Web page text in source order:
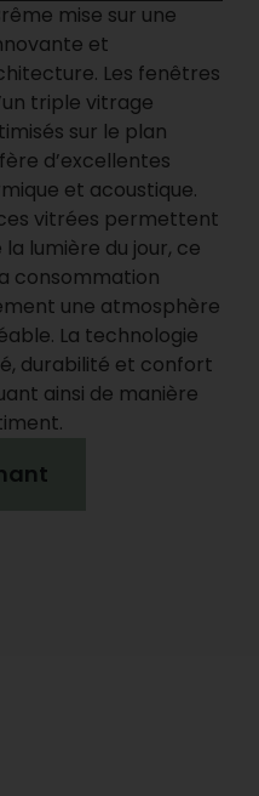
mise sur une
et
Les fenêtres
triple vitrage
sur le plan
d’excellentes
et acoustique.
vitrées permettent
lumière du jour, ce
consommation
une atmosphère
La technologie
durabilité et confort
ainsi de manière